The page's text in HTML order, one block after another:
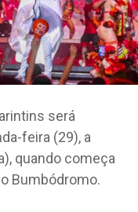
será
feira (29), a
quando começa
Bumbódromo.